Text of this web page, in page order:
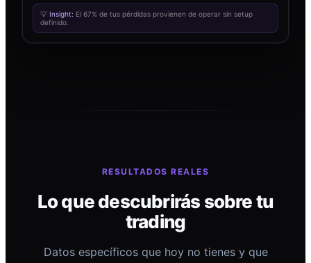
💡 Insight: El 67% de tus pérdidas provienen de operar sin setup
definido.
RESULTADOS REALES
Lo que descubrirás sobre tu
trading
Datos específicos que hoy no tienes y que